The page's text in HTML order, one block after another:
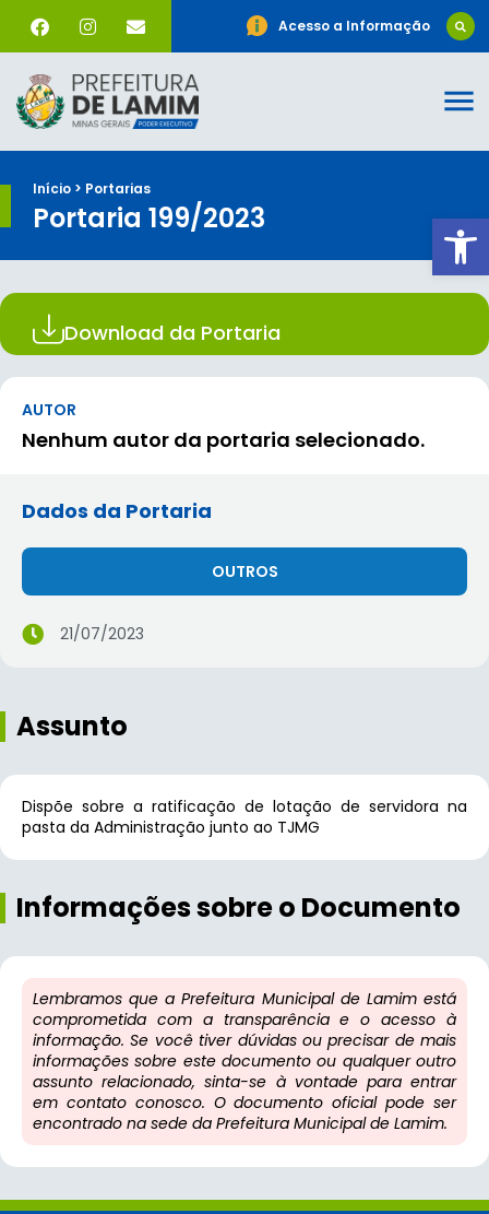
Acesso a Informação
Início > Portarias
Portaria 199/2023
Download da Portaria
AUTOR
Nenhum autor da portaria selecionado.
Dados da Portaria
OUTROS
21/07/2023
Assunto
Dispõe sobre a ratificação de lotação de servidora na
pasta da Administração junto ao TJMG
Informações sobre o Documento
Lembramos que a Prefeitura Municipal de Lamim está
comprometida com a transparência e o acesso à
informação. Se você tiver dúvidas ou precisar de mais
informações sobre este documento ou qualquer outro
assunto relacionado, sinta-se à vontade para entrar
em contato conosco. O documento oficial pode ser
encontrado na sede da Prefeitura Municipal de Lamim.